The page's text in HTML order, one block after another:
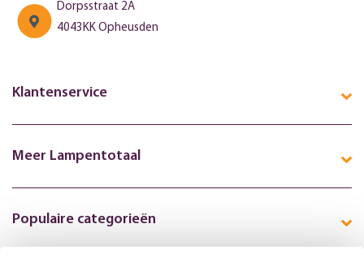
Dorpsstraat 2A
4043KK Opheusden
Klantenservice
Meer Lampentotaal
Populaire categorieën